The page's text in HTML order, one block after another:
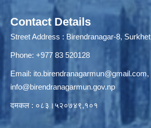
Contact Details
Street Address : Birendranagar-8, Surkhet
Phone: +977 83 520128
Email: ito.birendranagarmun@gmail.com,
info@birendranagarmun.gov.np
दमकल : ०८३।५२०७४९,१०१